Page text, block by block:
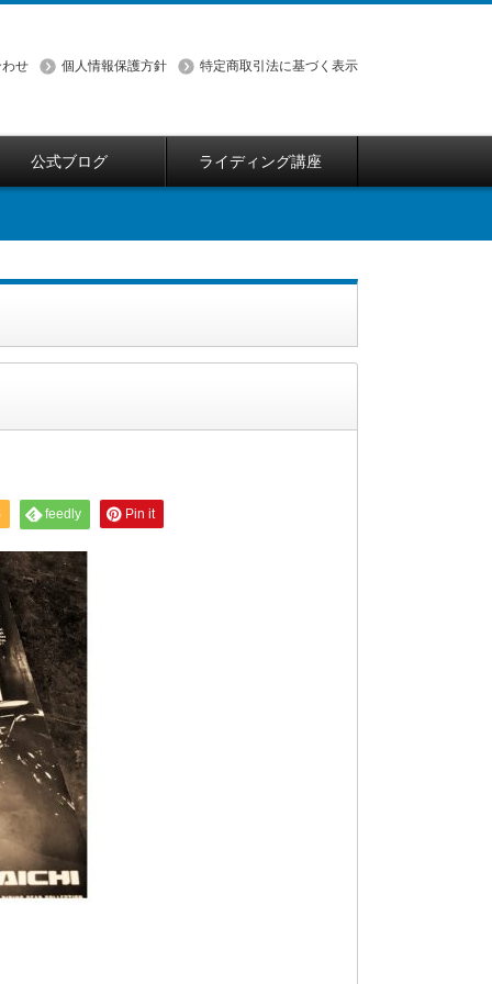
せ 個人情報保護方針 特定商取引法に基づく表示
公式ブログ ライディング講座
feedly Pin it